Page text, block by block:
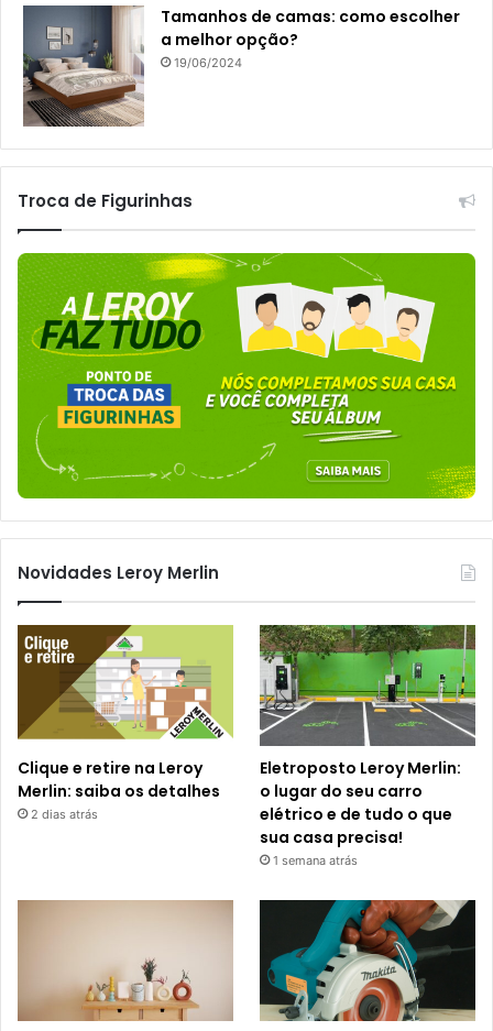
Tamanhos de camas: como escolher
a melhor opção?
19/06/2024
Troca de Figurinhas
Novidades Leroy Merlin
Clique e retire na Leroy
Merlin: saiba os detalhes
2 dias atrás
Eletroposto Leroy Merlin:
o lugar do seu carro
elétrico e de tudo o que
sua casa precisa!
1 semana atrás